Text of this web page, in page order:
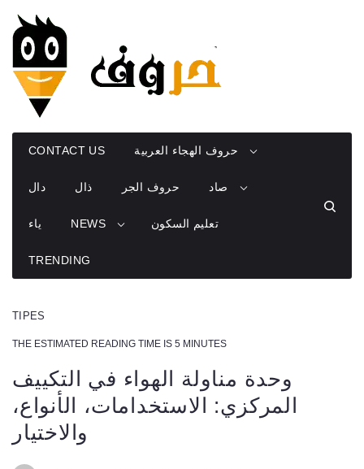
content
CONTACT US حروف الهجاء العربية
دال ذال حروف الجر صاد
ياء NEWS تعليم السكون
TRENDING
TIPES
THE ESTIMATED READING TIME IS 5 MINUTES
وحدة مناولة الهواء في التكييف
المركزي: الاستخدامات، الأنواع،
والاختيار